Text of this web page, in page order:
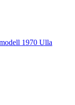
1970 Ulla